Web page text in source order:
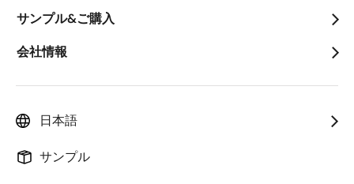
サンプル&ご購入
会社情報
日本語
サンプル
～コンピューティング性能の向上と自
動車用機能安全規格に対応し、さらに
進化するR-Car～
2015年12月2日